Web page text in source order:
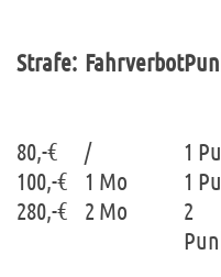
Strafe: Fahrverbot
80,-€ /
1
100,-€ 1 Mo
1
280,-€ 2 Mo
2